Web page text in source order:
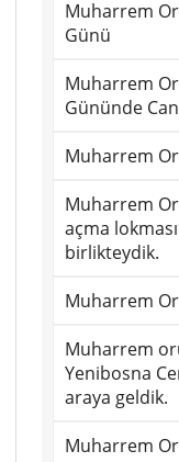
Muharrem
Günü
Muharrem
Gününde
Muharrem
Muharrem
açma
birlikteydik.
Muharrem
Muharrem
Yenibosna
araya geldik.
Muharrem